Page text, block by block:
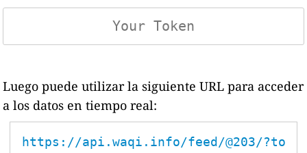
Luego puede utilizar la siguiente URL para acceder
a los datos en tiempo real:
https://api.waqi.info/feed/@203/?to